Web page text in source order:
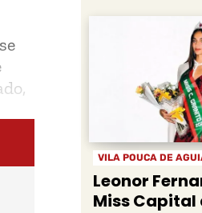
VILA POUCA DE
Leonor
Miss Capital